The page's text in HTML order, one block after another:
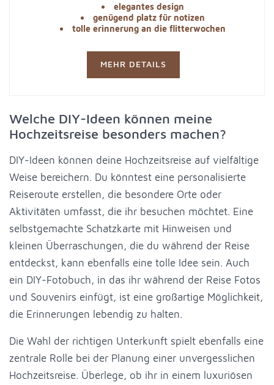
elegantes design
genügend platz für notizen
tolle erinnerung an die flitterwochen
MEHR DETAILS
Welche DIY-Ideen können meine
Hochzeitsreise besonders machen?
DIY-Ideen können deine Hochzeitsreise auf vielfältige
Weise bereichern. Du könntest eine personalisierte
Reiseroute erstellen, die besondere Orte oder
Aktivitäten umfasst, die ihr besuchen möchtet. Eine
selbstgemachte Schatzkarte mit Hinweisen und
kleinen Überraschungen, die du während der Reise
entdeckst, kann ebenfalls eine tolle Idee sein. Auch
ein DIY-Fotobuch, in das ihr während der Reise Fotos
und Souvenirs einfügt, ist eine großartige Möglichkeit,
die Erinnerungen lebendig zu halten.
Die Wahl der richtigen Unterkunft spielt ebenfalls eine
zentrale Rolle bei der Planung einer unvergesslichen
Hochzeitsreise. Überlege, ob ihr in einem luxuriösen